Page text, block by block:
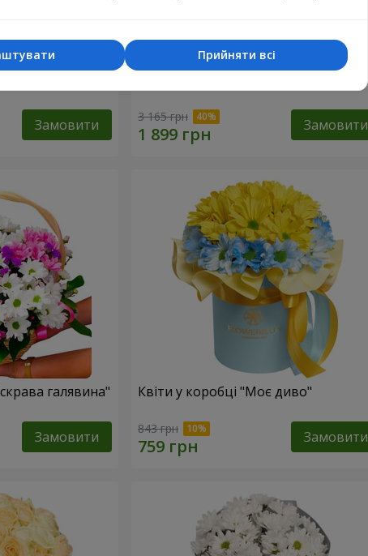
+ Raffaello
Замовити 3 165 грн Замовити
галявина"
Замовити
Квіти у коробці "Моє диво"
843 грн Замовити
Прийняти всі